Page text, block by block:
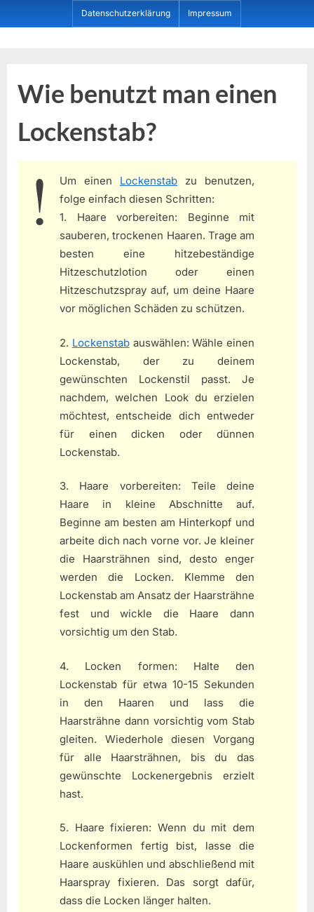
to
Datenschutzerklärung Impressum
Wie benutzt man einen
Lockenstab?
Um einen Lockenstab zu benutzen,
folge einfach diesen Schritten:
1. Haare vorbereiten: Beginne mit
sauberen, trockenen Haaren. Trage am
besten eine hitzebeständige
Hitzeschutzlotion oder einen
Hitzeschutzspray auf, um deine Haare
vor möglichen Schäden zu schützen.
2. Lockenstabauswählen: Wähle einen
Lockenstab, der zu deinem
gewünschten Lockenstil passt. Je
nachdem, welchen Look du erzielen
möchtest, entscheide dich entweder
für einen dicken oder dünnen
Lockenstab.
3. Haare vorbereiten: Teile deine
Haare in kleine Abschnitte auf.
Beginne am besten am Hinterkopf und
arbeite dich nach vorne vor. Je kleiner
die Haarsträhnen sind, desto enger
werden die Locken. Klemme den
Lockenstab am Ansatz der Haarsträhne
fest und wickle die Haare dann
vorsichtig um den Stab.
4. Locken formen: Halte den
Lockenstab für etwa 10-15 Sekunden
in den Haaren und lass die
Haarsträhne dann vorsichtig vom Stab
gleiten. Wiederhole diesen Vorgang
für alle Haarsträhnen, bis du das
gewünschte Lockenergebnis erzielt
hast.
5. Haare fixieren: Wenn du mit dem
Lockenformen fertig bist, lasse die
Haare auskühlen und abschließend mit
Haarspray fixieren. Das sorgt dafür,
dass die Locken länger halten.